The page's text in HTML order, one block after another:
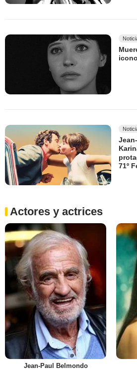
71º
Actores y actrices
Jean-Paul Belmondo